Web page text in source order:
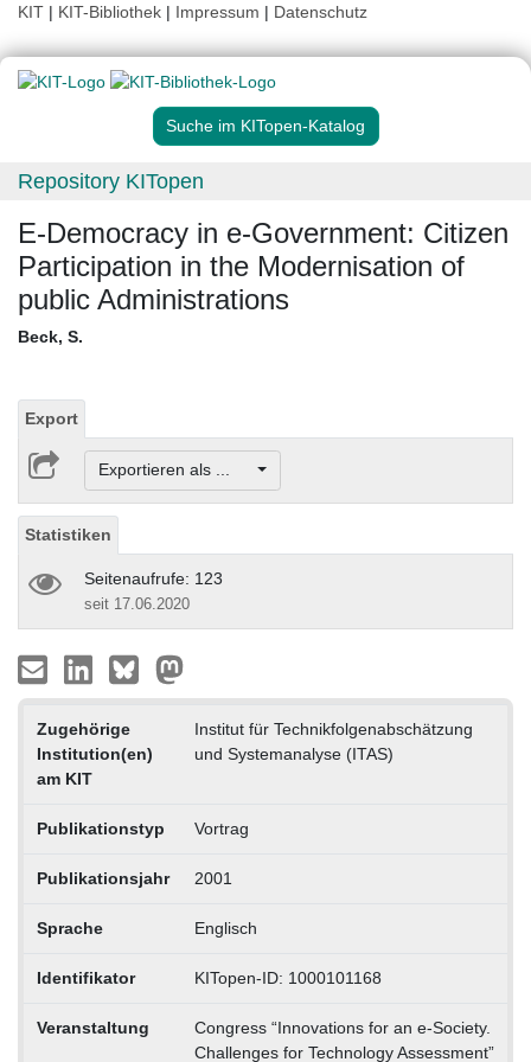
KIT | KIT-Bibliothek | Impressum | Datenschutz
Suche im KITopen-Katalog
Repository KITopen
E-Democracy in e-Government: Citizen
Participation in the Modernisation of
public Administrations
Beck, S.
Export
Exportieren als ...
Statistiken
Seitenaufrufe: 123
seit 17.06.2020
Zugehörige
Institution(en)
am KIT
Institut für Technikfolgenabschätzung
und Systemanalyse (ITAS)
Publikationstyp Vortrag
Publikationsjahr 2001
Sprache Englisch
Identifikator KITopen-ID: 1000101168
Veranstaltung
Congress “Innovations for an e-Society.
Challenges for Technology Assessment”